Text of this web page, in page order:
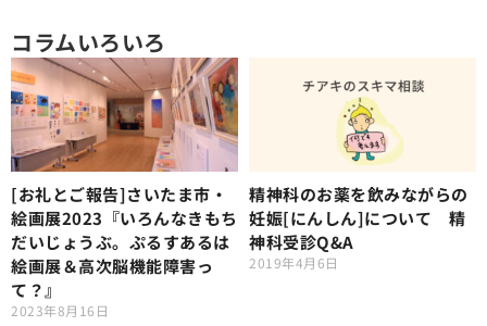
コラムいろいろ
[お礼とご報告]さいたま市・
絵画展2023『いろんなきもち
だいじょうぶ。ぷるすあるは
絵画展＆高次脳機能障害っ
て？』
2023年8月16日
精神科のお薬を飲みながらの
妊娠[にんしん]について 精
神科受診Q&A
2019年4月6日